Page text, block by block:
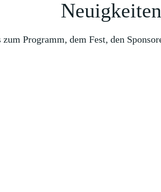
Neuigkeiten
zum Programm, dem Fest, den